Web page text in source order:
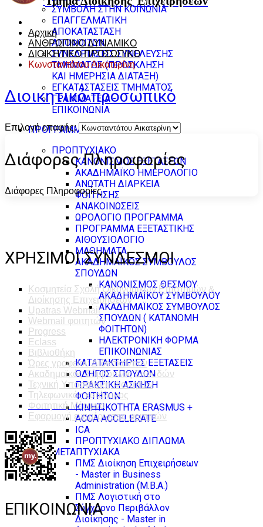
ΣΥΜΒΟΛΗ ΣΤΗΝ ΚΟΙΝΩΝΙΑ
ΕΠΑΓΓΕΛΜΑΤΙΚΗ
ΑΠΟΚΑΤΑΣΤΑΣΗ
ΑΠΟΦΟΙΤΩΝ
ΣΥΝΕΔΡΙΑΣΕΙΣ ΣΥΝΕΛΕΥΣΗΣ
ΤΜΗΜΑΤΟΣ (ΠΡΟΣΚΛΗΣΗ
ΚΑΙ ΗΜΕΡΗΣΙΑ ΔΙΑΤΑΞΗ)
ΕΓΚΑΤΑΣΤΑΣΕΙΣ ΤΜΗΜΑΤΟΣ
ΓΡΑΜΜΑΤΕΙΑ -
ΕΠΙΚΟΙΝΩΝΙΑ
ΠΡΟΓΡΑΜΜΑΤΑ ΣΠΟΥΔΩΝ
ΠΡΟΠΤΥΧΙΑΚΟ
ΚΑΝΟΝΙΣΜΟΣ ΕΞΕΤΑΣΕΩΝ
ΑΚΑΔΗΜΑΪΚΟ ΗΜΕΡΟΛΟΓΙΟ
ΑΝΩΤΑΤΗ ΔΙΑΡΚΕΙΑ
ΦΟΙΤΗΣΗΣ
ΑΝΑΚΟΙΝΩΣΕΙΣ
ΩΡΟΛΟΓΙΟ ΠΡΟΓΡΑΜΜΑ
ΠΡΟΓΡΑΜΜΑ ΕΞΕΤΑΣΤΙΚΗΣ
ΑΙΘΟΥΣΙΟΛΟΓΙΟ
ΜΑΘΗΜΑΤΑ
ΑΚΑΔΗΜΑΪΚΟΣ ΣΥΜΒΟΥΛΟΣ
ΣΠΟΥΔΩΝ
ΚΑΝΟΝΙΣΜΟΣ ΘΕΣΜΟΥ
ΑΚΑΔΗΜΑΪΚΟΥ ΣΥΜΒΟΥΛΟΥ
ΑΚΑΔΗΜΑΪΚΟΣ ΣΥΜΒΟΥΛΟΣ
ΣΠΟΥΔΩΝ ( ΚΑΤΑΝΟΜΗ
ΦΟΙΤΗΤΩΝ)
ΗΛΕΚΤΡΟΝΙΚΗ ΦΟΡΜΑ
ΕΠΙΚΟΙΝΩΝΙΑΣ
ΚΑΤΑΤΑΚΤΗΡΙΕΣ ΕΞΕΤΑΣΕΙΣ
ΟΔΗΓΟΣ ΣΠΟΥΔΩΝ
ΠΡΑΚΤΙΚΗ ΑΣΚΗΣΗ
ΦΟΙΤΗΤΩΝ
ΚΙΝΗΤΙΚΟΤΗΤΑ ERASMUS +
ACCA ACCELERATE
ICA
ΠΡΟΠΤΥΧΙΑΚΟ ΔΙΠΛΩΜΑ
ΜΕΤΑΠΤΥΧΙΑΚΑ
ΠΜΣ Διοίκηση Επιχειρήσεων
- Master in Business
Administration (M.B.A.)
ΠΜΣ Λογιστική στο
Σύγχρονο Περιβάλλον
Διοίκησης - Master in
Αρχική
ΑΝΘΡΩΠΙΝΟ ΔΥΝΑΜΙΚΟ
ΔΙΟΙΚΗΤΙΚΟ ΠΡΟΣΩΠΙΚΟ
Κωνσταντάτου Αικατερίνη
Διοικητικό προσωπικό
Επιλογή επαφής:
Διάφορες Πληροφορίες
Διάφορες Πληροφορίες
ΧΡΗΣΙΜΟΙ ΣΥΝΔΕΣΜΟΙ
Κοσμητεία Σχολή Οικονομικών Επιστημών &
Διοίκησης Επιχειρήσεων
Upatras Webmail
Webmail φοιτητών
Progress
Eclass
Βιβλιοθήκη
Ώρες γραφείου Διδασκόντων
Ακαδημαϊκός Σύμβουλος Σπουδών
Τεχνική Υποστήριξη Φοιτητών
Τηλεφωνικός κατάλογος
Φοιτητική Μέριμνα
Εφαρμογή ενημέρωσης φοιτητών
ΕΠΙΚΟΙΝΩΝΙΑ